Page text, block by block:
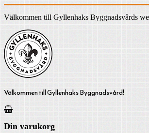
Välkommen till Gyllenhaks Byggnadsvårds
Välkommen till Gyllenhaks Byggnadsvård!
Din varukorg